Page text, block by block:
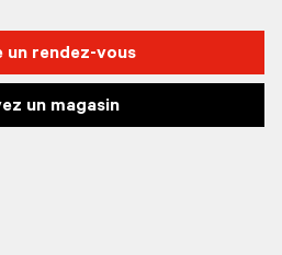
un rendez-vous
un magasin